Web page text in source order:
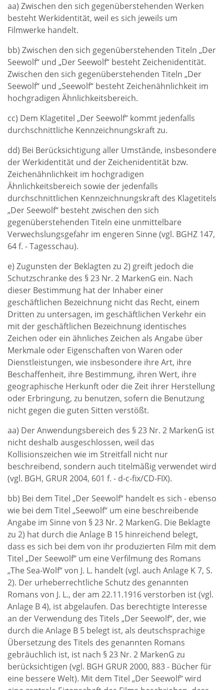
aa) Zwischen den sich gegenüberstehenden Werken
besteht Werkidentität, weil es sich jeweils um
Filmwerke handelt.
bb) Zwischen den sich gegenüberstehenden Titeln „Der
Seewolf“ und „Der Seewolf“ besteht Zeichenidentität.
Zwischen den sich gegenüberstehenden Titeln „Der
Seewolf“ und „Seewolf“ besteht Zeichenähnlichkeit im
hochgradigen Ähnlichkeitsbereich.
cc) Dem Klagetitel „Der Seewolf“ kommt jedenfalls
durchschnittliche Kennzeichnungskraft zu.
dd) Bei Berücksichtigung aller Umstände, insbesondere
der Werkidentität und der Zeichenidentität bzw.
Zeichenähnlichkeit im hochgradigen
Ähnlichkeitsbereich sowie der jedenfalls
durchschnittlichen Kennzeichnungskraft des Klagetitels
„Der Seewolf“ besteht zwischen den sich
gegenüberstehenden Titeln eine unmittelbare
Verwechslungsgefahr im engeren Sinne (vgl. BGHZ 147,
64 f. - Tagesschau).
e) Zugunsten der Beklagten zu 2) greift jedoch die
Schutzschranke des § 23 Nr. 2 MarkenG ein. Nach
dieser Bestimmung hat der Inhaber einer
geschäftlichen Bezeichnung nicht das Recht, einem
Dritten zu untersagen, im geschäftlichen Verkehr ein
mit der geschäftlichen Bezeichnung identisches
Zeichen oder ein ähnliches Zeichen als Angabe über
Merkmale oder Eigenschaften von Waren oder
Dienstleistungen, wie insbesondere ihre Art, ihre
Beschaffenheit, ihre Bestimmung, ihren Wert, ihre
geographische Herkunft oder die Zeit ihrer Herstellung
oder Erbringung, zu benutzen, sofern die Benutzung
nicht gegen die guten Sitten verstößt.
aa) Der Anwendungsbereich des § 23 Nr. 2 MarkenG ist
nicht deshalb ausgeschlossen, weil das
Kollisionszeichen wie im Streitfall nicht nur
beschreibend, sondern auch titelmäßig verwendet wird
(vgl. BGH, GRUR 2004, 601 f. - d-c-fix/CD-FIX).
bb) Bei dem Titel „Der Seewolf“ handelt es sich - ebenso
wie bei dem Titel „Seewolf“ um eine beschreibende
Angabe im Sinne von § 23 Nr. 2 MarkenG. Die Beklagte
zu 2) hat durch die Anlage B 15 hinreichend belegt,
dass es sich bei dem von ihr produzierten Film mit dem
Titel „Der Seewolf“ um eine Verfilmung des Romans
„The Sea-Wolf“ von J. L. handelt (vgl. auch Anlage K 7, S.
2). Der urheberrechtliche Schutz des genannten
Romans von J. L., der am 22.11.1916 verstorben ist (vgl.
Anlage B 4), ist abgelaufen. Das berechtigte Interesse
an der Verwendung des Titels „Der Seewolf“, der, wie
durch die Anlage B 5 belegt ist, als deutschsprachige
Übersetzung des Titels des genannten Romans
gebräuchlich ist, ist nach § 23 Nr. 2 MarkenG zu
berücksichtigen (vgl. BGH GRUR 2000, 883 - Bücher für
eine bessere Welt). Mit dem Titel „Der Seewolf“ wird